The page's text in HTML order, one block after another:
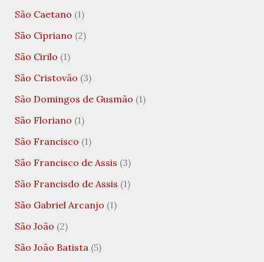
São Caetano (1)
São Cipriano (2)
São Cirilo (1)
São Cristovão (3)
São Domingos de Gusmão (1)
São Floriano (1)
São Francisco (1)
São Francisco de Assis (3)
São Francisdo de Assis (1)
São Gabriel Arcanjo (1)
São João (2)
São João Batista(5)